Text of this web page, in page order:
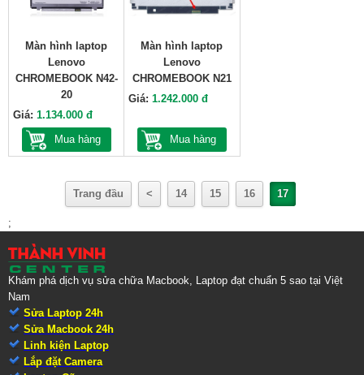
Màn hình laptop
Lenovo
CHROMEBOOK N42-
20
Giá: 1.134.000 đ
Mua hàng
Màn hình laptop
Lenovo
CHROMEBOOK N21
Giá:1.242.000 đ
Mua hàng
Trang đầu < 14 15 16 17
;
Khám phá dịch vụ sửa chữa Macbook, Laptop đạt chuẩn 5 sao tại Việt
Nam
Sửa Laptop 24h
Sửa Macbook 24h
Linh kiện Laptop
Lắp đặt Camera